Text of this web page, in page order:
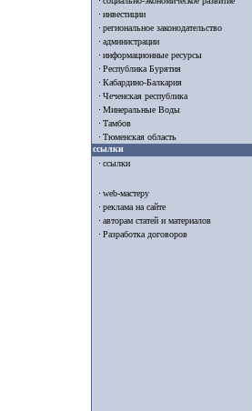
инвестиции
региональное законодательство
администрации
информационные ресурсы
Республика Бурятия
Кабардино-Балкария
Чеченская республика
Минеральные Воды
Тамбов
Тюменская область
ссылки
ссылки
web-мастеру
реклама на сайте
авторам статей и материалов
Разработка договоров